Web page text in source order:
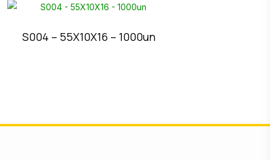
S004 – 55X10X16 – 1000un